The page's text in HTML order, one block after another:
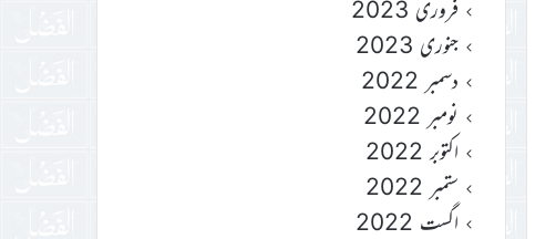
فروری 2023
جنوری 2023
دسمبر 2022
نومبر 2022
اکتوبر 2022
ستمبر 2022
اگست 2022